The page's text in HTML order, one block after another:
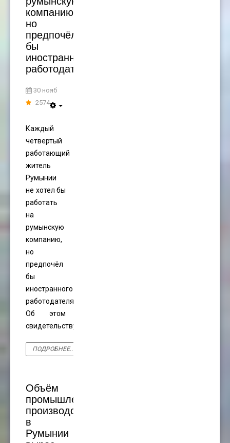
компанию,
но
предпочёл
бы
иностранного
работодателя
30 нояб
2574
Каждый
четвертый
работающий
житель
Румынии
не хотел бы
работать
на
румынскую
компанию,
но
предпочёл
бы
иностранного
работодателя.
Об этом
свидетельствуют
ПОДРОБНЕЕ...
Объём
промышленного
производства
в
Румынии